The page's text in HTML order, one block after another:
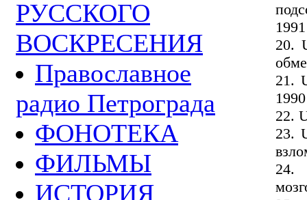
РУССКОГО
ВОСКРЕСЕНИЯ
Православное
радио Петрограда
ФОНОТЕКА
ФИЛЬМЫ
ИСТОРИЯ
20.
21.
22.
23.
24.